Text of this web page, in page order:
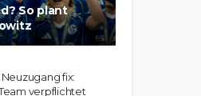
So plant
fix:
verpflichtet